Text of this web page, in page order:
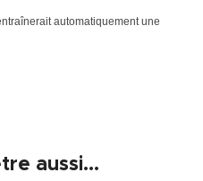
automatiquement une
aussi…